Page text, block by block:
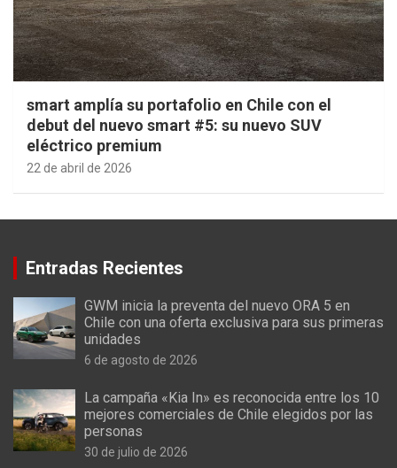
smart amplía su portafolio en Chile con el
debut del nuevo smart #5: su nuevo SUV
eléctrico premium
22 de abril de 2026
Entradas Recientes
GWM inicia la preventa del nuevo ORA 5 en
Chile con una oferta exclusiva para sus primeras
unidades
6 de agosto de 2026
La campaña «Kia In» es reconocida entre los 10
mejores comerciales de Chile elegidos por las
personas
30 de julio de 2026